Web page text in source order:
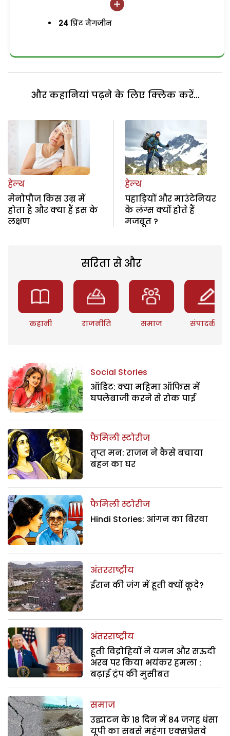
24 प्रिंट मैगजीन
और कहानियां पढ़ने के लिए क्लिक करें...
हेल्थ
मेनोपौज किस उम्र में
होता है और क्या हैं इस के
लक्षण
हेल्थ
पहाड़ियों और माउंटेनियर
के लंग्स क्यों होते हैं
मजबूत ?
सरिता से और
कहानी राजनीति समाज संपादकीय
Social Stories
ऑडिट: क्या महिमा ऑफिस में
घपलेबाजी करने से रोक पाई
फैमिली स्टोरीज
तृप्त मन: राजन ने कैसे बचाया
बहन का घर
फैमिली स्टोरीज
Hindi Stories: आंगन का बिरवा
अंतरराष्ट्रीय
ईरान की जंग में हूती क्यों कूदे?
अंतरराष्ट्रीय
हूती विद्रोहियों ने यमन और सऊदी
अरब पर किया भयंकर हमला :
बढ़ाई ट्रंप की मुसीबत
समाज
उद्घाटन के 18 दिन में 84 जगह धंसा
यूपी का सबसे महंगा एक्सप्रेसवे